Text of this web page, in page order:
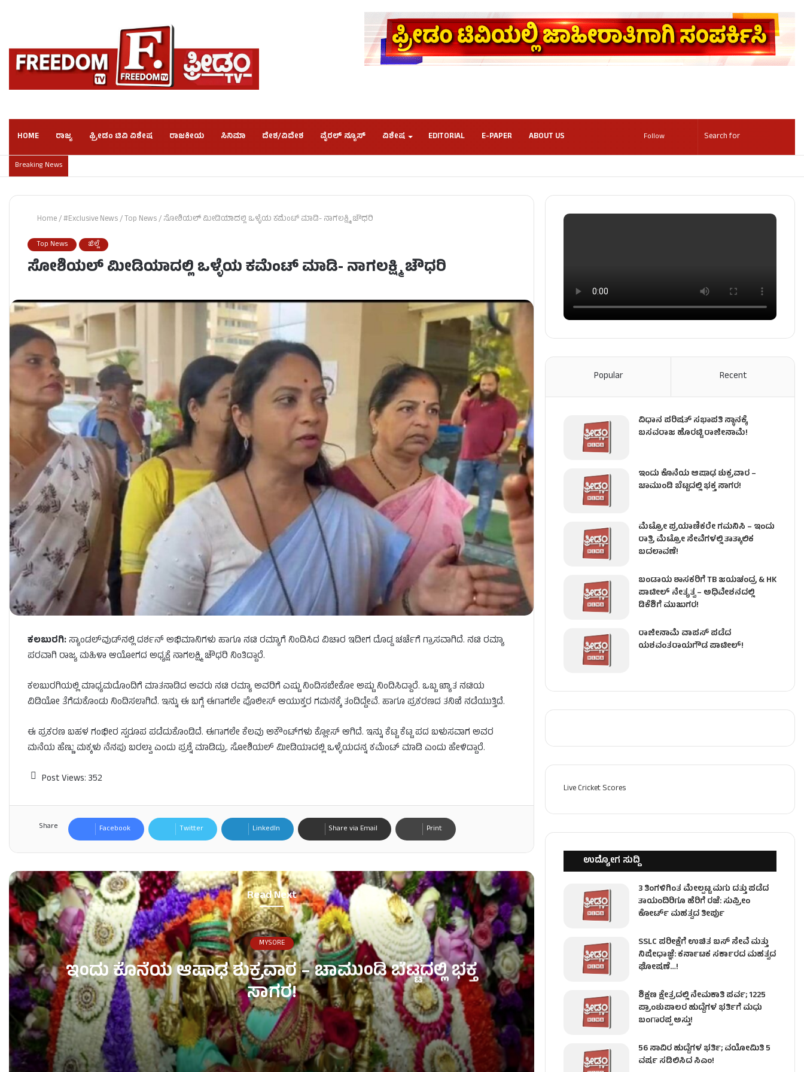
HOME ರಾಜ್ಯ ಫ್ರೀಡಂ ಟಿವಿ ವಿಶೇಷ ರಾಜಕೀಯ ಸಿನಿಮಾ ದೇಶ/ವಿದೇಶ ವೈರಲ್ ನ್ಯೂಸ್ ವಿಶೇಷ EDITORIAL E-PAPER ABOUT US Follow
Breaking News
Home/#Exclusive News/Top News/ಸೋಶಿಯಲ್​ ಮೀಡಿಯಾದಲ್ಲಿ ಒಳ್ಳೆಯ ಕಮೆಂಟ್​ ಮಾಡಿ- ನಾಗಲಕ್ಷ್ಮಿ ಚೌಧರಿ
Top News ಜಿಲ್ಲೆ
ಸೋಶಿಯಲ್​ ಮೀಡಿಯಾದಲ್ಲಿ ಒಳ್ಳೆಯ ಕಮೆಂಟ್​ ಮಾಡಿ- ನಾಗಲಕ್ಷ್ಮಿ ಚೌಧರಿ
ಕಲಬುರಗಿ:ಸ್ಯಾಂಡಲ್​ವುಡ್​ನಲ್ಲಿ ದರ್ಶನ್​ ಅಭಿಮಾನಿಗಳು ಹಾಗೂ ನಟಿ ರಮ್ಯಾಗೆ ನಿಂದಿಸಿದ ವಿಚಾರ ಇದೀಗ ದೊಡ್ಡ ಚರ್ಚೆಗೆ ಗ್ರಾಸವಾಗಿದೆ. ನಟಿ ರಮ್ಯಾ
ಪರವಾಗಿ ರಾಜ್ಯ ಮಹಿಳಾ ಆಯೋಗದ ಅಧ್ಯಕ್ಷೆ ನಾಗಲಕ್ಷ್ಮಿ ಚೌಧರಿ ನಿಂತಿದ್ದಾರೆ.
ಕಲಬುರಗಿಯಲ್ಲಿ ಮಾಧ್ಯಮದೊಂದಿಗೆ ಮಾತನಾಡಿದ ಅವರು ನಟಿ ರಮ್ಯಾ ಅವರಿಗೆ ಎಷ್ಟು ನಿಂದಿಸಬೇಕೋ ಅಷ್ಟು ನಿಂದಿಸಿದ್ದಾರೆ. ಒಬ್ಬ ಖ್ಯಾತ ನಟಿಯ
ವಿಡಿಯೋ ತೆಗೆದುಕೊಂಡು ನಿಂದಿಸಲಾಗಿದೆ. ಇನ್ನು ಈ ಬಗ್ಗೆ ಈಗಾಗಲೇ ಪೊಲೀಸ್​ ಆಯುಕ್ತರ ಗಮನಕ್ಕೆ ತಂದಿದ್ದೇವೆ. ಹಾಗೂ ಪ್ರಕರಣದ ತನಿಖೆ ನಡೆಯುತ್ತಿದೆ.
ಈ ಪ್ರಕರಣ ಬಹಳ ಗಂಭೀರ ಸ್ಪರೂಪ ಪಡೆದುಕೊಂಡಿದೆ. ಈಗಾಗಲೇ ಕೆಲವು ಅಕೌಂಟ್​ಗಳು ಕ್ಲೋಸ್​ ಆಗಿದೆ. ಇನ್ನು ಕೆಟ್ಟ ಕೆಟ್ಟ ಪದ ಬಳುಸವಾಗ ಅವರ
ಮನೆಯ ಹೆಣ್ಣು ಮಕ್ಕಳು ನೆನಪು ಬರಲ್ವಾ ಎಂದು ಪ್ರಶ್ನೆ ಮಾಡಿದ್ರು. ಸೋಶಿಯಲ್ ಮೀಡಿಯಾದಲ್ಲಿ ಒಳ್ಳೆಯದನ್ನ ಕಮೆಂಟ್ ಮಾಡಿ ಎಂದು ಹೇಳಿದ್ದಾರೆ.
Post Views: 352
Share Facebook Twitter LinkedIn Share via Email Print
Read Next
MYSORE
ಇಂದು ಕೊನೆಯ ಆಷಾಢ ಶುಕ್ರವಾರ – ಚಾಮುಂಡಿ ಬೆಟ್ಟದಲ್ಲಿ ಭಕ್ತ
ಸಾಗರ!
Popular Recent
ವಿಧಾನ ಪರಿಷತ್ ಸಭಾಪತಿ ಸ್ಥಾನಕ್ಕೆ
ಬಸವರಾಜ ಹೊರಟ್ಟಿ ರಾಜೀನಾಮೆ!
ಇಂದು ಕೊನೆಯ ಆಷಾಢ ಶುಕ್ರವಾರ –
ಚಾಮುಂಡಿ ಬೆಟ್ಟದಲ್ಲಿ ಭಕ್ತ ಸಾಗರ!
ಮೆಟ್ರೋ ಪ್ರಯಾಣಿಕರೇ ಗಮನಿಸಿ – ಇಂದು
ರಾತ್ರಿ ಮೆಟ್ರೋ ಸೇವೆಗಳಲ್ಲಿ ತಾತ್ಕಾಲಿಕ
ಬದಲಾವಣೆ!
ಬಂಡಾಯ ಶಾಸಕರಿಗೆ TB ಜಯಚಂದ್ರ & HK
ಪಾಟೀಲ್ ನೇತೃತ್ವ – ಅಧಿವೇಶನದಲ್ಲಿ
ಡಿಕೆಶಿಗೆ ಮುಜುಗರ!
ರಾಜೀನಾಮೆ ವಾಪಸ್ ಪಡೆದ
ಯಶವಂತರಾಯಗೌಡ ಪಾಟೀಲ್‌!
Live Cricket Scores
ಉದ್ಯೋಗ ಸುದ್ದಿ
3 ತಿಂಗಳಿಗಿಂತ ಮೇಲ್ಪಟ್ಟ ಮಗು ದತ್ತು ಪಡೆದ
ತಾಯಂದಿರಿಗೂ ಹೆರಿಗೆ ರಜೆ: ಸುಪ್ರೀಂ
ಕೋರ್ಟ್ ಮಹತ್ವದ ತೀರ್ಪು
SSLC ಪರೀಕ್ಷೆಗೆ ಉಚಿತ ಬಸ್ ಸೇವೆ ಮತ್ತು
ನಿಷೇಧಾಜ್ಞೆ: ಕರ್ನಾಟಕ ಸರ್ಕಾರದ ಮಹತ್ವದ
ಘೋಷಣೆ…!
ಶಿಕ್ಷಣ ಕ್ಷೇತ್ರದಲ್ಲಿ ನೇಮಕಾತಿ ಪರ್ವ; 1225
ಪ್ರಾಂಶುಪಾಲರ ಹುದ್ದೆಗಳ ಭರ್ತಿಗೆ ಮಧು
ಬಂಗಾರಪ್ಪ ಅಸ್ತು!
56 ಸಾವಿರ ಹುದ್ದೆಗಳ ಭರ್ತಿ; ವಯೋಮಿತಿ 5
ವರ್ಷ ಸಡಿಲಿಸಿದ ಸಿಎಂ!